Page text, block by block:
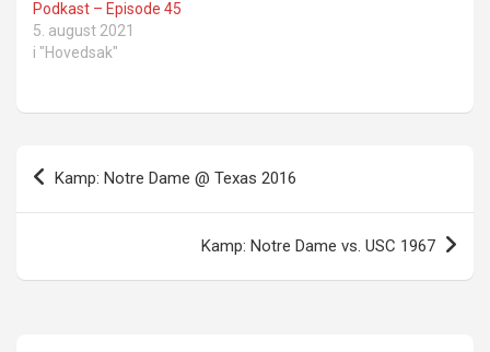
Podkast – Episode 45
5. august 2021
i "Hovedsak"
Innleggsnavigasjon
Kamp: Notre Dame @ Texas 2016
Kamp: Notre Dame vs. USC 1967